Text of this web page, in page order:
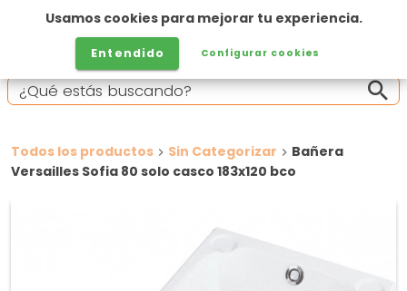
Todos los productos Sin Categorizar
Bañera
Versailles Sofia 80 solo casco 183x120 bco
Usamos cookies para mejorar tu experiencia.
Entendido Configurar cookies